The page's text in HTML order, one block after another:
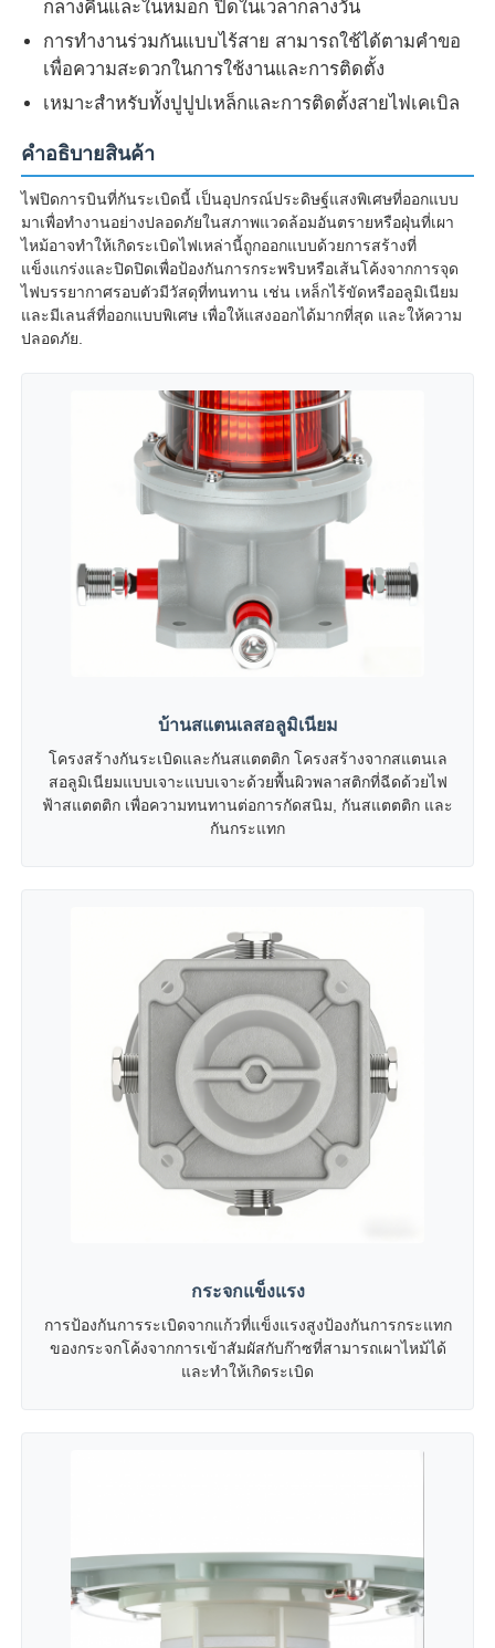
กลางคืนและในหมอก ปิดในเวลากลางวัน
การทํางานร่วมกันแบบไร้สาย สามารถใช้ได้ตามคําขอ
เพื่อความสะดวกในการใช้งานและการติดตั้ง
เหมาะสําหรับทั้งปูปูปเหล็กและการติดตั้งสายไฟเคเบิล
คําอธิบายสินค้า
ไฟปิดการบินที่กันระเบิดนี้ เป็นอุปกรณ์ประดิษฐ์แสงพิเศษที่ออกแบบ
มาเพื่อทํางานอย่างปลอดภัยในสภาพแวดล้อมอันตรายหรือฝุ่นที่เผา
ไหม้อาจทําให้เกิดระเบิดไฟเหล่านี้ถูกออกแบบด้วยการสร้างที่
แข็งแกร่งและปิดปิดเพื่อป้องกันการกระพริบหรือเส้นโค้งจากการจุด
ไฟบรรยากาศรอบตัวมีวัสดุที่ทนทาน เช่น เหล็กไร้ขัดหรืออลูมิเนียม
และมีเลนส์ที่ออกแบบพิเศษ เพื่อให้แสงออกได้มากที่สุด และให้ความ
ปลอดภัย.
บ้านสแตนเลสอลูมิเนียม
โครงสร้างกันระเบิดและกันสแตตติก โครงสร้างจากสแตนเล
สอลูมิเนียมแบบเจาะแบบเจาะด้วยพื้นผิวพลาสติกที่ฉีดด้วยไฟ
ฟ้าสแตตติก เพื่อความทนทานต่อการกัดสนิม, กันสแตตติก และ
กันกระแทก
กระจกแข็งแรง
การป้องกันการระเบิดจากแก้วที่แข็งแรงสูงป้องกันการกระแทก
ของกระจกโค้งจากการเข้าสัมผัสกับก๊าซที่สามารถเผาไหม้ได้
และทําให้เกิดระเบิด